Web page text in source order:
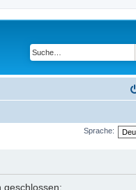
Sprache:
geschlossen: